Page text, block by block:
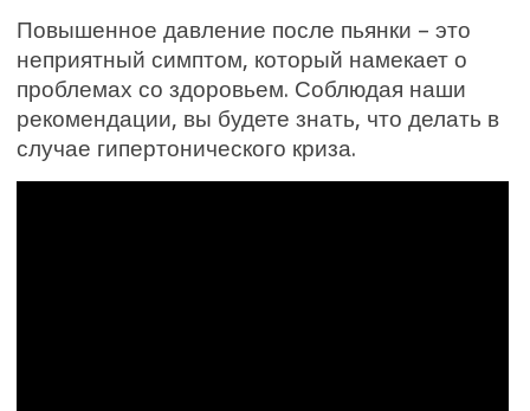
Повышенное давление после пьянки – это
неприятный симптом, который намекает о
проблемах со здоровьем. Соблюдая наши
рекомендации, вы будете знать, что делать в
случае гипертонического криза.